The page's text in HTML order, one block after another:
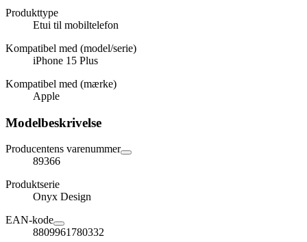
Produkttype
Etui til mobiltelefon
Kompatibel med (model/serie)
iPhone 15 Plus
Kompatibel med (mærke)
Apple
Modelbeskrivelse
Producentens varenummer
89366
Produktserie
Onyx Design
EAN-kode
8809961780332